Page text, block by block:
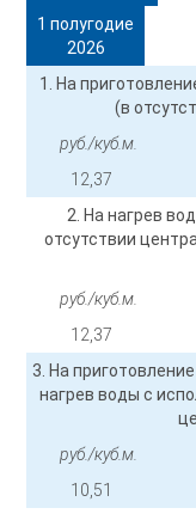
1 полугодие
2026
1. На
(в
руб./куб.м.
12,37
2. На нагрев
отсутствии
руб./куб.м.
12,37
3. На
нагрев воды с
руб./куб.м.
10,51